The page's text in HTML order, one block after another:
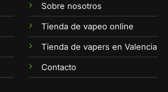
Sobre nosotros
Tienda de vapeo online
Tienda de vapers en Valencia
Contacto